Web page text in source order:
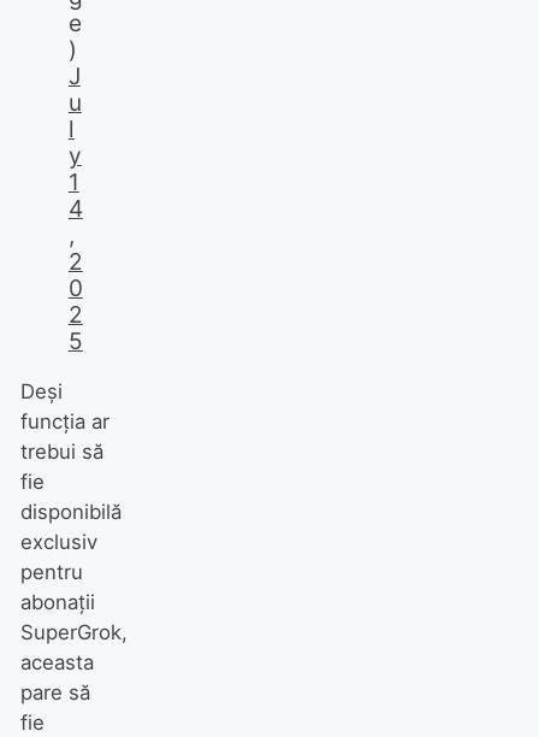
e
)
J
u
l
y
1
4
,
2
0
2
5
Deși
funcția ar
trebui să
fie
disponibilă
exclusiv
pentru
abonații
SuperGrok,
aceasta
pare să
fie